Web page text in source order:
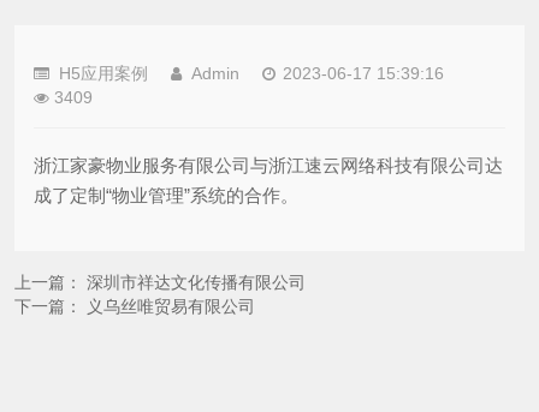
H5应用案例 Admin
2023-06-17 15:39:16
3409
浙江家豪物业服务有限公司与浙江速云网络科技有限公司达
成了定制“物业管理”系统的合作。
上一篇： 深圳市祥达文化传播有限公司
下一篇：
义乌丝唯贸易有限公司